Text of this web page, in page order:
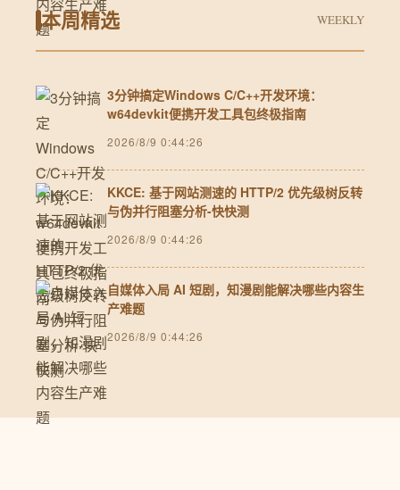
本周精选 WEEKLY
3分钟搞定Windows C/C++开发环境：
w64devkit便携开发工具包终极指南
2026/8/9 0:44:26
KKCE: 基于网站测速的 HTTP/2 优先级树反转
与伪并行阻塞分析-快快测
2026/8/9 0:44:26
自媒体入局 AI 短剧，知漫剧能解决哪些内容生
产难题
2026/8/9 0:44:26